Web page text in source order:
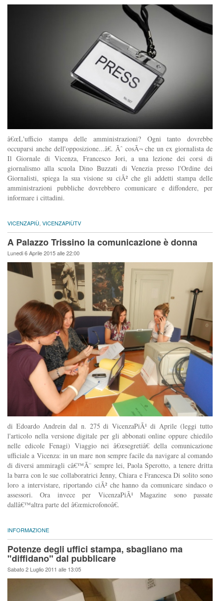
â€œL'ufficio stampa delle amministrazioni? Ogni tanto dovrebbe
occuparsi anche dell'opposizione...â€. Ãˆ cosÃ¬ che un ex giornalista de
Il Giornale di Vicenza, Francesco Jori, a una lezione dei corsi di
giornalismo alla scuola Dino Buzzati di Venezia presso l'Ordine dei
Giornalisti, spiega la sua visione su ciÃ² che gli addetti stampa delle
amministrazioni pubbliche dovrebbero comunicare e diffondere, per
informare i cittadini.
VICENZAPIÙ VICENZAPIÙTV
A Palazzo Trissino la comunicazione è donna
Lunedi 6 Aprile 2015 alle 22:00
di Edoardo Andrein dal n. 275 di VicenzaPiÃ¹ di Aprile (leggi tutto
l'articolo nella versione digitale per gli abbonati online oppure chiedilo
nelle edicole Fenagi) Viaggio nei â€œsegretiâ€ della comunicazione
ufficiale a Vicenza: in un mare non sempre facile da navigare al comando
di diversi ammiragli câ€™Ã¨ sempre lei, Paola Sperotto, a tenere dritta
la barra con le sue collaboratrici Jenny, Chiara e Francesca Di solito sono
loro a intervistare, riportando ciÃ² che hanno da comunicare sindaco o
assessori. Ora invece per VicenzaPiÃ¹ Magazine sono passate
dallâ€™altra parte del â€œmicrofonoâ€.
INFORMAZIONE
Potenze degli uffici stampa, sbagliano ma
"diffidano" dal pubblicare
Sabato 2 Luglio 2011 alle 13:05